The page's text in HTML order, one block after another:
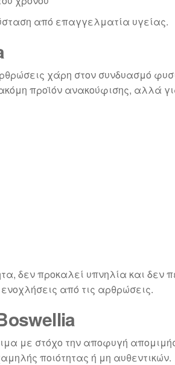
από επαγγελματία υγείας.
χάρη στον συνδυασμό
προϊόν ανακούφισης, αλλά
δεν προκαλεί υπνηλία και δεν
από τις αρθρώσεις.
με στόχο την αποφυγή
ποιότητας ή μη αυθεντικών.